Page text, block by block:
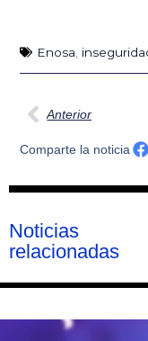
Enosa
Ant
Anterior
Comparte la noticia
Noticias
relacionadas